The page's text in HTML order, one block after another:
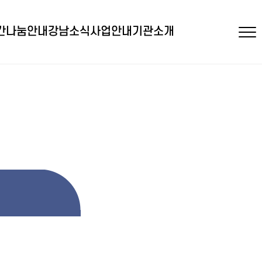
나눔안내 강남소식사업안내 기관소개